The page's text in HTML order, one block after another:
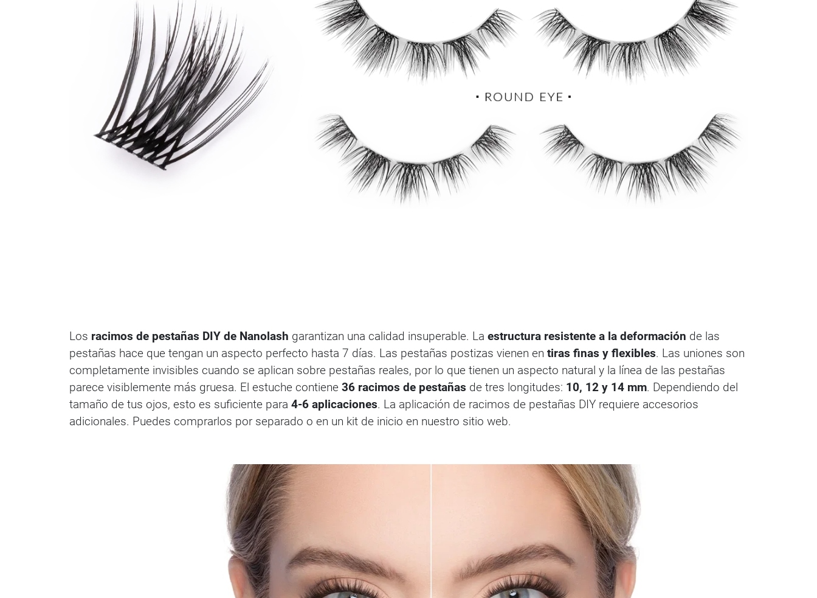
Los racimos de pestañas DIY de Nanolash garantizan una calidad insuperable. La estructura resistente a la deformación de las
pestañas hace que tengan un aspecto perfecto hasta 7 días. Las pestañas postizas vienen en tiras finas y flexibles. Las uniones son
completamente invisibles cuando se aplican sobre pestañas reales, por lo que tienen un aspecto natural y la línea de las pestañas
parece visiblemente más gruesa. El estuche contiene 36 racimos de pestañas de tres longitudes: 10, 12 y 14 mm. Dependiendo del
tamaño de tus ojos, esto es suficiente para 4-6 aplicaciones. La aplicación de racimos de pestañas DIY requiere accesorios
adicionales. Puedes comprarlos por separado o en un kit de inicio en nuestro sitio web.